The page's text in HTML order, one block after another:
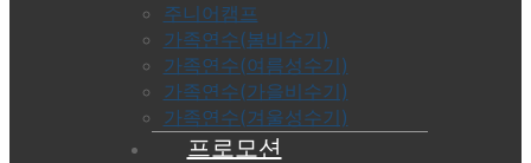
주니어캠프
가족연수(봄비수기)
가족연수(여름성수기)
가족연수(가을비수기)
가족연수(겨울성수기)
프로모션